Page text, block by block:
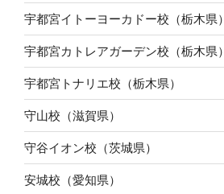
宇都宮イトーヨーカドー校（栃木県）
宇都宮カトレアガーデン校（栃木県）
宇都宮トナリエ校（栃木県）
守山校（滋賀県）
守谷イオン校（茨城県）
安城校（愛知県）